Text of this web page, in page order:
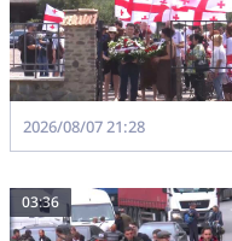
2026/08/07 21:28
03:36